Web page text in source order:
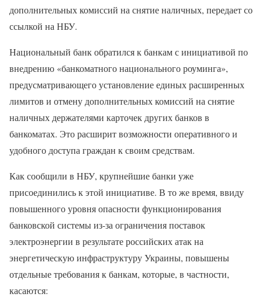
дополнительных комиссий на снятие наличных, передает со
ссылкой на НБУ.
Национальный банк обратился к банкам с инициативой по
внедрению «банкоматного национального роуминга»,
предусматривающего установление единых расширенных
лимитов и отмену дополнительных комиссий на снятие
наличных держателями карточек других банков в
банкоматах. Это расширит возможности оперативного и
удобного доступа граждан к своим средствам.
Как сообщили в НБУ, крупнейшие банки уже
присоединились к этой инициативе. В то же время, ввиду
повышенного уровня опасности функционирования
банковской системы из-за ограничения поставок
электроэнергии в результате российских атак на
энергетическую инфраструктуру Украины, повышены
отдельные требования к банкам, которые, в частности,
касаются: